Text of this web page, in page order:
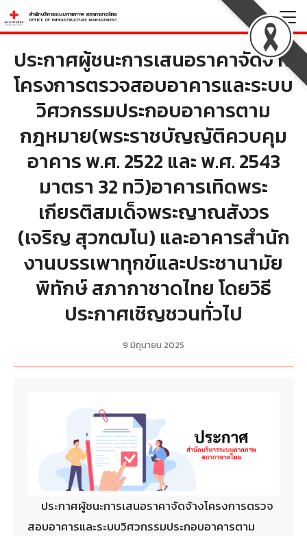
Skip
to
for:ประกาศผู้ชนะการเสนอราคาจัดจ้าง
โครงการตรวจสอบอาคารและระบบ
วิศวกรรมประกอบอาคารตาม
กฎหมาย(พระราชบัญญัติควบคุม
อาคาร พ.ศ. 2522 และ พ.ศ. 2543
มาตรา 32 ทวิ)อาคารเทิดพระ
เกียรติสมเด็จพระญาณสังวร
(เจริญ สุวฑฒโน) และอาคารสำนัก
งานบรรเพาทุกข์และประชานามัย
พิทักษ์ สภากาชาดไทย โดยวิธี
ประกาศเชิญชวนทั่วไป
9 มิถุนายน 2025
ประกาศผู้ชนะการเสนอราคาจัดจ้างโครงการตรวจ
สอบอาคารและระบบวิศวกรรมประกอบอาคารตาม